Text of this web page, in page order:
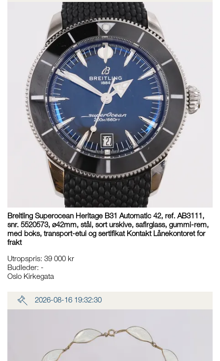
Breitling Superocean Heritage B31 Automatic 42, ref. AB3111,
snr. 5520573, ø42mm, stål, sort urskive, safirglass, gummi-rem,
med boks, transport-etui og sertifikat Kontakt Lånekontoret for
frakt
Utropspris: 39 000 kr
Budleder: -
Oslo Kirkegata
2026-08-16 19:32:30